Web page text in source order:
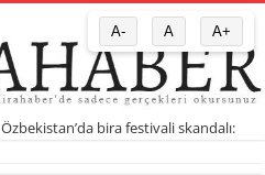
Özbekistan’da bira festivali skandalı:
A- A A+